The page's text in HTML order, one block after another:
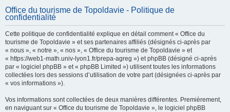
Office du tourisme de Topoldavie - Politique de
confidentialité
Cette politique de confidentialité explique en détail comment « Office du
tourisme de Topoldavie » et ses partenaires affiliés (désignés ci-après par
« nous », « notre », « nos », « Office du tourisme de Topoldavie » et
« https://web1-math.univ-lyon1.fr/prepa-agreg ») et phpBB (désigné ci-après
par « logiciel phpBB » et « phpBB Limited ») utilisent toutes les informations
collectées lors des sessions d’utilisation de votre part (désignées ci-après par
« vos informations »).
Vos informations sont collectées de deux manières différentes. Premièrement,
en naviguant sur « Office du tourisme de Topoldavie », le logiciel phpBB